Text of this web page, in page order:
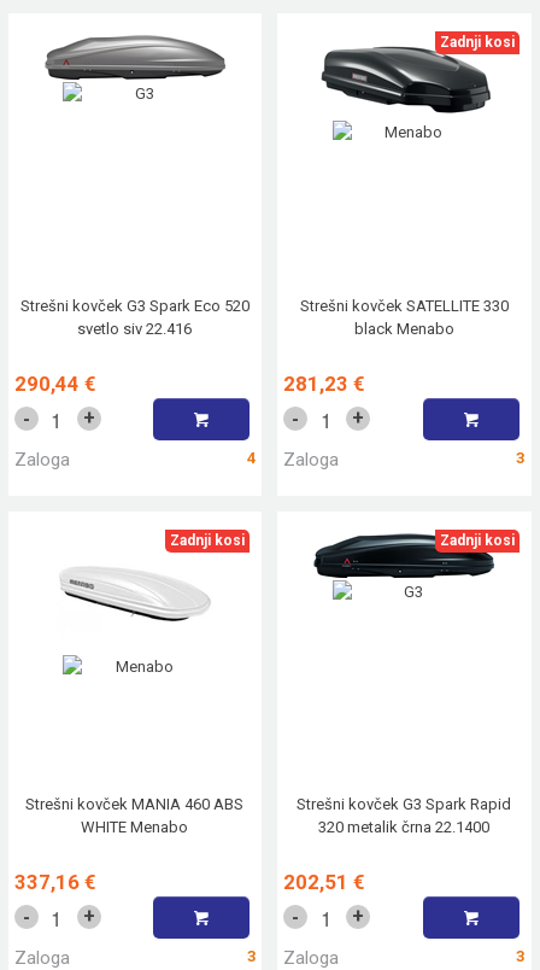
Strešni kovček G3 Spark Eco 520
svetlo siv 22.416
290,44 €
- +
Zaloga 4
Zadnji kosi
Strešni kovček SATELLITE 330
black Menabo
281,23 €
- +
Zaloga 3
Zadnji kosi
Strešni kovček MANIA 460 ABS
WHITE Menabo
337,16 €
- +
Zaloga 3
Zadnji kosi
Strešni kovček G3 Spark Rapid
320 metalik črna 22.1400
202,51 €
- +
Zaloga 3